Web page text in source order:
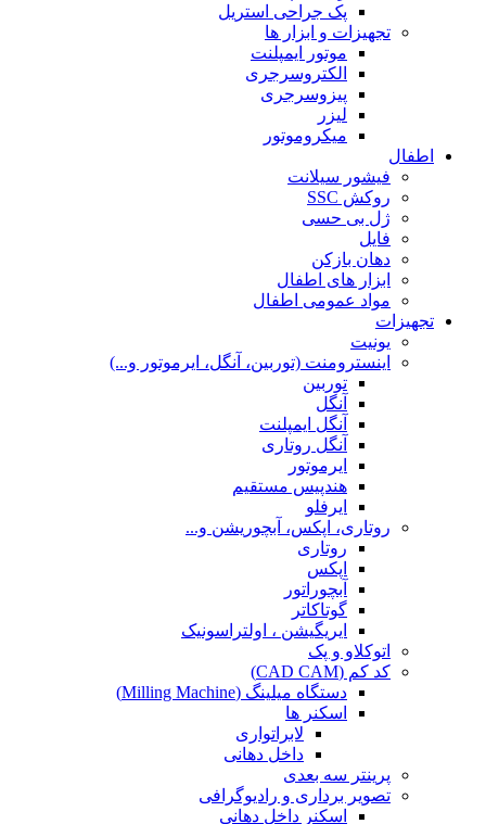
پک جراحی استریل
تجهیزات و ابزار ها
موتور ایمپلنت
الکتروسرجری
پیزوسرجری
لیزر
میکروموتور
اطفال
فیشور سیلانت
روکش SSC
ژل بی حسی
فایل
دهان بازکن
ابزار های اطفال
مواد عمومی اطفال
تجهیزات
یونیت
اینسترومنت (توربین، آنگل، ایرموتور و...)
توربین
آنگل
آنگل ایمپلنت
آنگل روتاری
ایرموتور
هندپیس مستقیم
ایرفلو
روتاری، اپکس، آبچوریشن و...
روتاری
اپکس
آبچوراتور
گوتاکاتر
ایریگیشن ، اولتراسونیک
اتوکلاو و پک
کد کم (CAD CAM)
دستگاه میلینگ (Milling Machine)
اسکنر ها
لابراتواری
داخل دهانی
پرینتر سه بعدی
تصویر برداری و رادیوگرافی
اسکنر داخل دهانی